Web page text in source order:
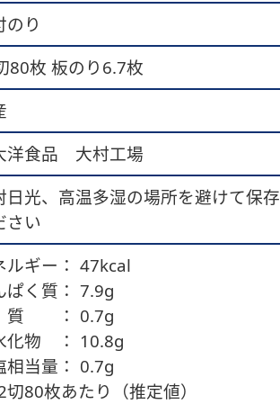
のり
80枚 板のり6.7枚
洋食品 大村工場
日光、高温多湿の場所を避けて保
さい
ルギー： 47kcal
ぱく質： 7.9g
質 ： 0.7g
化物 ： 10.8g
相当量： 0.7g
80枚あたり（推定値）